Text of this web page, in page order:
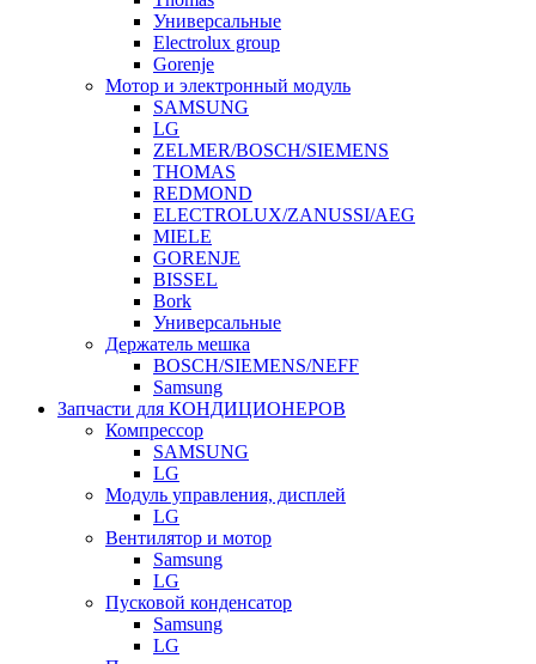
Универсальные
Electrolux group
Gorenje
Мотор и электронный модуль
SAMSUNG
LG
ZELMER/BOSCH/SIEMENS
THOMAS
REDMOND
ELECTROLUX/ZANUSSI/AEG
MIELE
GORENJE
BISSEL
Bork
Универсальные
Держатель мешка
BOSCH/SIEMENS/NEFF
Samsung
Запчасти для КОНДИЦИОНЕРОВ
Компрессор
SAMSUNG
LG
Модуль управления, дисплей
LG
Вентилятор и мотор
Samsung
LG
Пусковой конденсатор
Samsung
LG